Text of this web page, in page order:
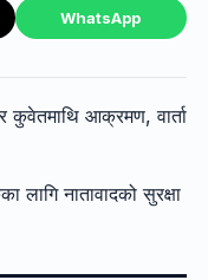
WhatsApp
कुवेतमाथि आक्रमण, वार्ता
लागि नातावादको सुरक्षा